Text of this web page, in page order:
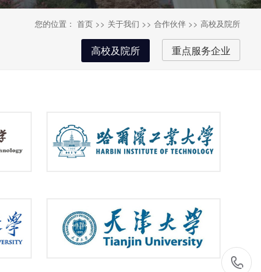
您的位置： 首页 >> 关于我们 >>合作伙伴 >>高校及院所
高校及院所 重点服务企业